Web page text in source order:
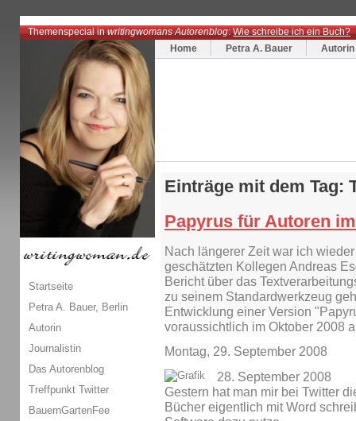
Themenspecial inwritingwomans Autorenblog:Wie schreibe ich ein Buch?
Home
Petra A. Bauer Autorin
Einträge mit dem Tag:
Papyrus für Autoren
Nach längerer Zeit war ich
geschätzten Kollegen Andreas
Bericht über das
zu seinem Standardwerkzeug
Entwicklung einer Version
voraussichtlich im Oktober 2008
Montag, 29. September 2008
28. September 2008
Gestern hat man mir bei Twitter
Bücher eigentlich mit Word
Startseite
Petra A. Bauer, Berlin
Autorin
Journalistin
Das Autorenblog
Treffpunkt Twitter
BauernGartenFee